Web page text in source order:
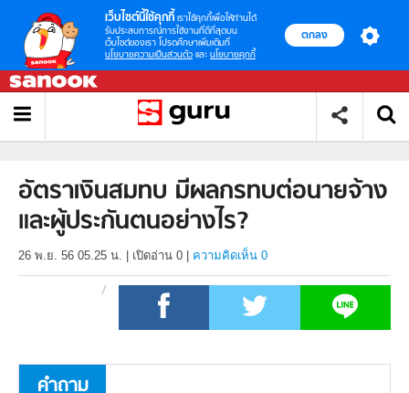
เว็บไซต์นี้ใช้คุกกี้ เราใช้คุกกี้เพื่อให้ท่านได้
รับประสบการณ์การใช้งานที่ดีที่สุดบน
เว็บไซต์ของเรา โปรดศึกษาเพิ่มเติมที่
นโยบายความเป็นส่วนตัว และ นโยบายคุกกี้
ตกลง
อัตราเงินสมทบ มีผลกรทบต่อนายจ้าง
และผู้ประกันตนอย่างไร?
26 พ.ย. 56 05.25 น. เปิดอ่าน 0 ความคิดเห็น 0
คำถาม